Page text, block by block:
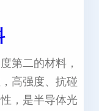
第二的材料，
高强度、抗碰
，是半导体光